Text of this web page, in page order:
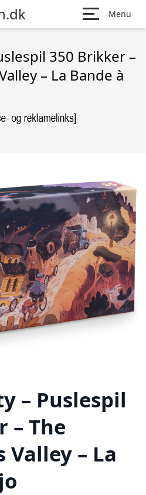
Menu
350 Brikker –
– La Bande à
– Puslespil
– The
– La